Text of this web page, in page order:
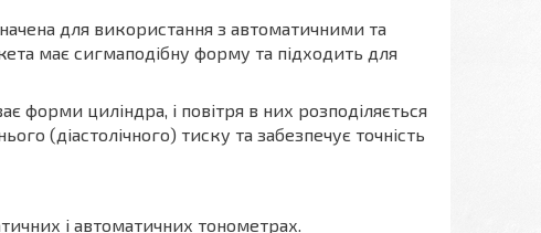
для використання з автоматичними та
має сигмаподібну форму та підходить для
форми циліндра, і повітря в них розподіляється
(діастолічного) тиску та забезпечує точність
і автоматичних тонометрах.